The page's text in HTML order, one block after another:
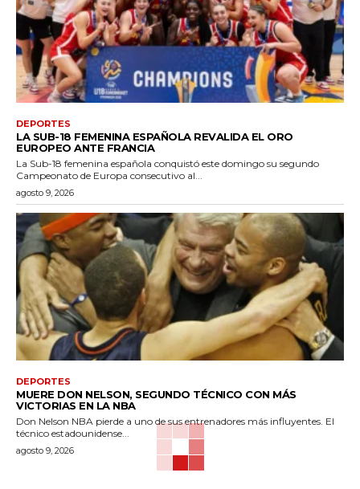
DEPORTES
LA SUB-18 FEMENINA ESPAÑOLA REVALIDA EL ORO
EUROPEO ANTE FRANCIA
La Sub-18 femenina española conquistó este domingo su segundo
Campeonato de Europa consecutivo al...
agosto 9, 2026
DEPORTES
MUERE DON NELSON, SEGUNDO TÉCNICO CON MÁS
VICTORIAS EN LA NBA
Don Nelson NBA pierde a uno de sus entrenadores más influyentes. El
técnico estadounidense...
agosto 9, 2026